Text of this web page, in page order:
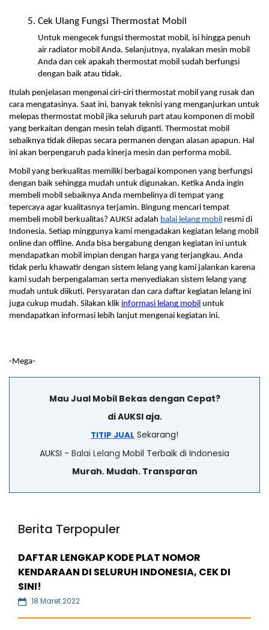
Cek Ulang Fungsi Thermostat Mobil
Untuk mengecek fungsi thermostat mobil, isi hingga penuh
air radiator mobil Anda. Selanjutnya, nyalakan mesin mobil
Anda dan cek apakah thermostat mobil sudah berfungsi
dengan baik atau tidak.
Itulah penjelasan mengenai ciri-ciri thermostat mobil yang rusak dan
cara mengatasinya. Saat ini, banyak teknisi yang menganjurkan untuk
melepas thermostat mobil jika seluruh part atau komponen di mobil
yang berkaitan dengan mesin telah diganti. Thermostat mobil
sebaiknya tidak dilepas secara permanen dengan alasan apapun. Hal
ini akan berpengaruh pada kinerja mesin dan performa mobil.
Mobil yang berkualitas memiliki berbagai komponen yang berfungsi
dengan baik sehingga mudah untuk digunakan. Ketika Anda ingin
membeli mobil sebaiknya Anda membelinya di tempat yang
tepercaya agar kualitasnya terjamin. Bingung mencari tempat
membeli mobil berkualitas? AUKSI adalah balai lelang mobil resmi di
Indonesia. Setiap minggunya kami mengadakan kegiatan lelang mobil
online dan offline. Anda bisa bergabung dengan kegiatan ini untuk
mendapatkan mobil impian dengan harga yang terjangkau. Anda
tidak perlu khawatir dengan sistem lelang yang kami jalankan karena
kami sudah berpengalaman serta menyediakan sistem lelang yang
mudah untuk diikuti. Persyaratan dan cara daftar kegiatan lelang ini
juga cukup mudah. Silakan klik informasi lelang mobil untuk
mendapatkan informasi lebih lanjut mengenai kegiatan ini.
-Mega-
Mau Jual Mobil Bekas dengan Cepat?
di AUKSI aja.
TITIP JUAL Sekarang!
AUKSI - Balai Lelang Mobil Terbaik di Indonesia
Murah. Mudah. Transparan
Berita Terpopuler
DAFTAR LENGKAP KODE PLAT NOMOR
KENDARAAN DI SELURUH INDONESIA, CEK DI
SINI!
18 Maret 2022